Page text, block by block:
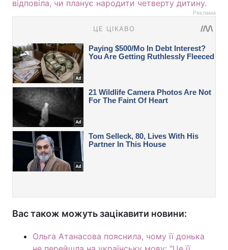
відповіла, чи планує народити четверту дитину.
Реклама
Вас також можуть зацікавити новини:
Ольга Атанасова пояснила, чому її донька